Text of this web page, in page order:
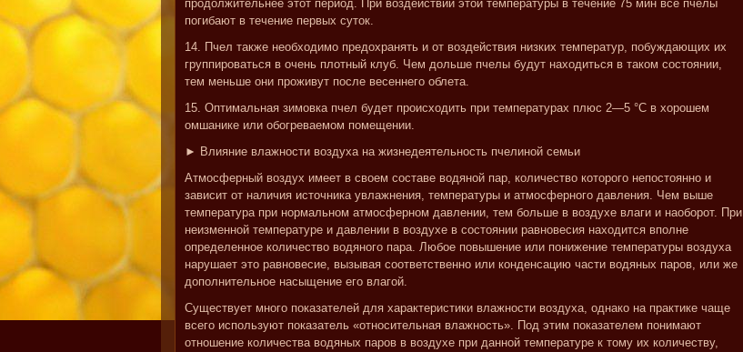
продолжительнее этот период. При воздействии этой температуры в течение 75 мин все пчелы
погибают в течение первых суток.
14. Пчел также необходимо предохранять и от воздействия низких температур, побуждающих их
группироваться в очень плотный клуб. Чем дольше пчелы будут находиться в таком состоянии,
тем меньше они проживут после весеннего облета.
15. Оптимальная зимовка пчел будет происходить при температурах плюс 2—5 °C в хорошем
омшанике или обогреваемом помещении.
► Влияние влажности воздуха на жизнедеятельность пчелиной семьи
Атмосферный воздух имеет в своем составе водяной пар, количество которого непостоянно и
зависит от наличия источника увлажнения, температуры и атмосферного давления. Чем выше
температура при нормальном атмосферном давлении, тем больше в воздухе влаги и наоборот. При
неизменной температуре и давлении в воздухе в состоянии равновесия находится вполне
определенное количество водяного пара. Любое повышение или понижение температуры воздуха
нарушает это равновесие, вызывая соответственно или конденсацию части водяных паров, или же
дополнительное насыщение его влагой.
Существует много показателей для характеристики влажности воздуха, однако на практике чаще
всего используют показатель «относительная влажность». Под этим показателем понимают
отношение количества водяных паров в воздухе при данной температуре к тому их количеству,